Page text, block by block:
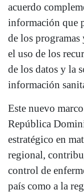
acuerdo
información que
de los programas
el uso de los
de los datos y la
información
Este nuevo
República
estratégico en
regional,
control de
país como a la